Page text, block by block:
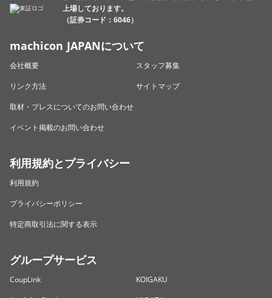
上場しております。
（証券コード：6046）
machicon JAPANについて
会社概要
スタッフ募集
リンク方法
サイトマップ
取材・プレスについてのお問い合わせ
イベント掲載のお問い合わせ
利用規約とプライバシー
利用規約
プライバシーポリシー
特定商取引法に関する表示
グループサービス
CoupLink
KOIGAKU